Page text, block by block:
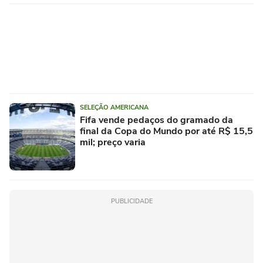
SELEÇÃO AMERICANA
Fifa vende pedaços do gramado da
final da Copa do Mundo por até R$ 15,5
mil; preço varia
PUBLICIDADE